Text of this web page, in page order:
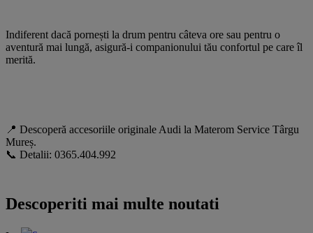
Indiferent dacă pornești la drum pentru câteva ore sau pentru o
aventură mai lungă, asigură-i companionului tău confortul pe care îl
merită.
📍 Descoperă accesoriile originale Audi la Materom Service Târgu
Mureș.
📞 Detalii: 0365.404.992
Descoperiti mai multe noutati